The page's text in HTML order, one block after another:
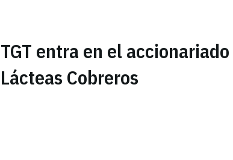
TGT entra en el
Lácteas Cobreros